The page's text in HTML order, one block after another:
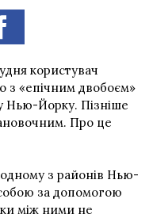
користувач
з «епічним двобоєм»
Нью-Йорку. Пізніше
Про це
з районів Нью-
за допомогою
між ними не